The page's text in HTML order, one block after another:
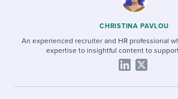
CHRISTINA PAVLOU
An experienced recruiter and HR professional
expertise to insightful content to